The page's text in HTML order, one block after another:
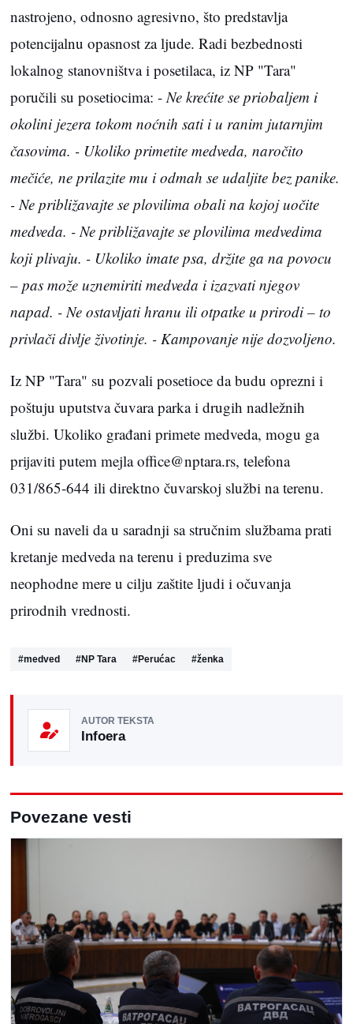
nastrojeno, odnosno agresivno, što predstavlja
potencijalnu opasnost za ljude. Radi bezbednosti
lokalnog stanovništva i posetilaca, iz NP "Tara"
poručili su posetiocima: - Ne krećite se priobaljem i
okolini jezera tokom noćnih sati i u ranim jutarnjim
časovima. - Ukoliko primetite medveda, naročito
mečiće, ne prilazite mu i odmah se udaljite bez panike.
- Ne približavajte se plovilima obali na kojoj uočite
medveda. - Ne približavajte se plovilima medvedima
koji plivaju. - Ukoliko imate psa, držite ga na povocu
– pas može uznemiriti medveda i izazvati njegov
napad. - Ne ostavljati hranu ili otpatke u prirodi – to
privlači divlje životinje. - Kampovanje nije dozvoljeno.
Iz NP "Tara" su pozvali posetioce da budu oprezni i
poštuju uputstva čuvara parka i drugih nadležnih
službi. Ukoliko građani primete medveda, mogu ga
prijaviti putem mejla office@nptara.rs, telefona
031/865-644 ili direktno čuvarskoj službi na terenu.
Oni su naveli da u saradnji sa stručnim službama prati
kretanje medveda na terenu i preduzima sve
neophodne mere u cilju zaštite ljudi i očuvanja
prirodnih vrednosti.
#medved #NP Tara #Perućac #ženka
AUTOR TEKSTA
Infoera
Povezane vesti